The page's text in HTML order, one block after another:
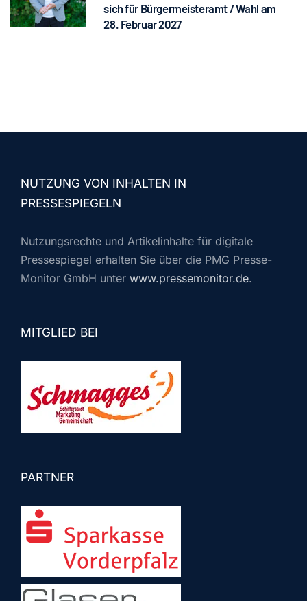
sich für Bürgermeisteramt / Wahl am
28. Februar 2027
NUTZUNG VON INHALTEN IN
PRESSESPIEGELN
Nutzungsrechte und Artikelinhalte für digitale
Pressespiegel erhalten Sie über die PMG Presse-
Monitor GmbH unter www.pressemonitor.de.
MITGLIED BEI
PARTNER